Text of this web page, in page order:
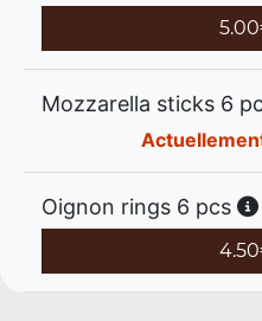
5.00
Mozzarella sticks 6
Oignon rings 6 pcs
4.50